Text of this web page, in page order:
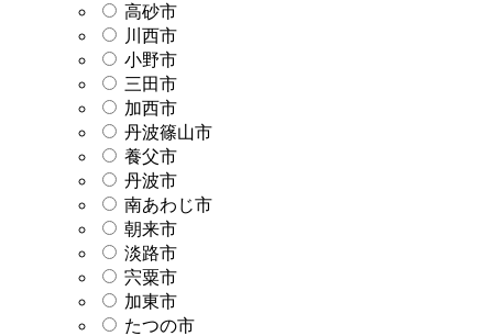
高砂市
川西市
小野市
三田市
加西市
丹波篠山市
養父市
丹波市
南あわじ市
朝来市
淡路市
宍粟市
加東市
たつの市